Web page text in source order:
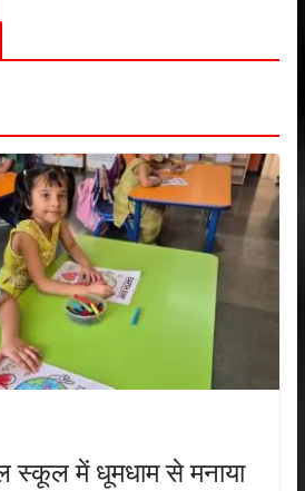
स्कूल में धूमधाम से मनाया